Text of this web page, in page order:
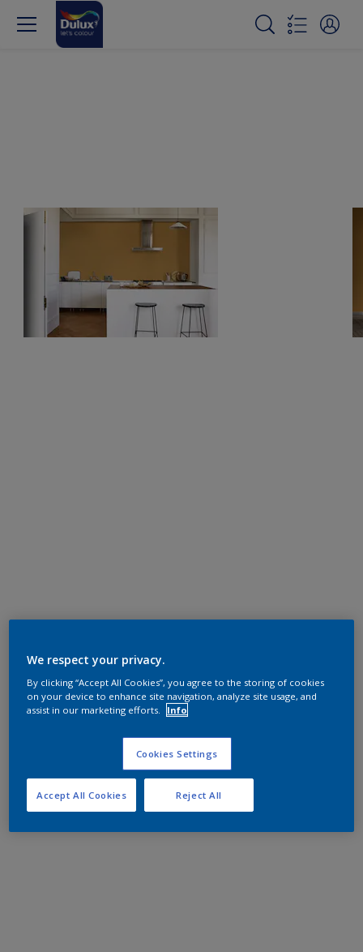
We respect your privacy.
By clicking “Accept All Cookies”, you agree to the storing of cookies
on your device to enhance site navigation, analyze site usage, and
assist in our marketing efforts.
Info
Cookies Settings
Reject All
Accept All Cookies